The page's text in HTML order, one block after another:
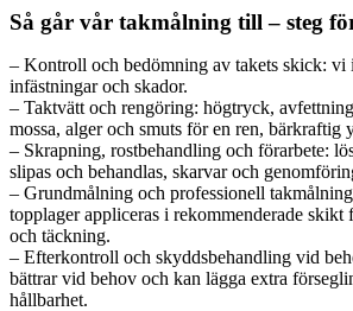
Så går vår takmålning till – steg
– Kontroll och bedömning av takets skick: vi
infästningar och skador.
– Taktvätt och rengöring: högtryck,
mossa, alger och smuts för en ren, bärkraftig
– Skrapning, rostbehandling och förarbete:
slipas och behandlas, skarvar och
– Grundmålning och professionell
topplager appliceras i rekommenderade skikt
och täckning.
– Efterkontroll och skyddsbehandling vid
bättrar vid behov och kan lägga extra
hållbarhet.